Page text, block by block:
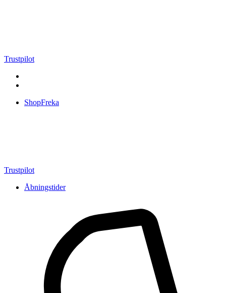
Trustpilot
ShopFreka
Trustpilot
Åbningstider